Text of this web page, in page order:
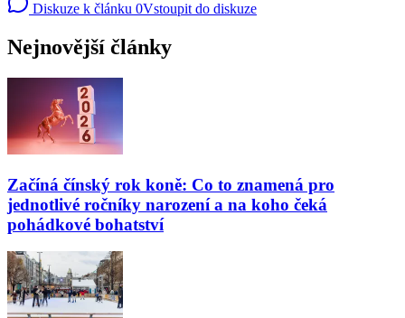
Diskuze k článku 0Vstoupit do diskuze
Nejnovější články
Začíná čínský rok koně: Co to znamená pro
jednotlivé ročníky narození a na koho čeká
pohádkové bohatství